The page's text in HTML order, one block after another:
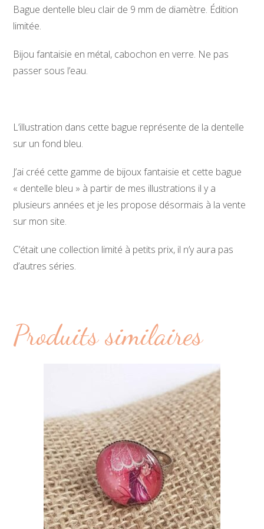
Bague dentelle bleu clair de 9 mm de diamètre. Édition
limitée.
Bijou fantaisie en métal, cabochon en verre. Ne pas
passer sous l’eau.
L’illustration dans cette bague représente de la dentelle
sur un fond bleu.
J’ai créé cette gamme de bijoux fantaisie et cette bague
« dentelle bleu » à partir de mes illustrations il y a
plusieurs années et je les propose désormais à la vente
sur mon site.
C’était une collection limité à petits prix, il n’y aura pas
d’autres séries.
Produits similaires